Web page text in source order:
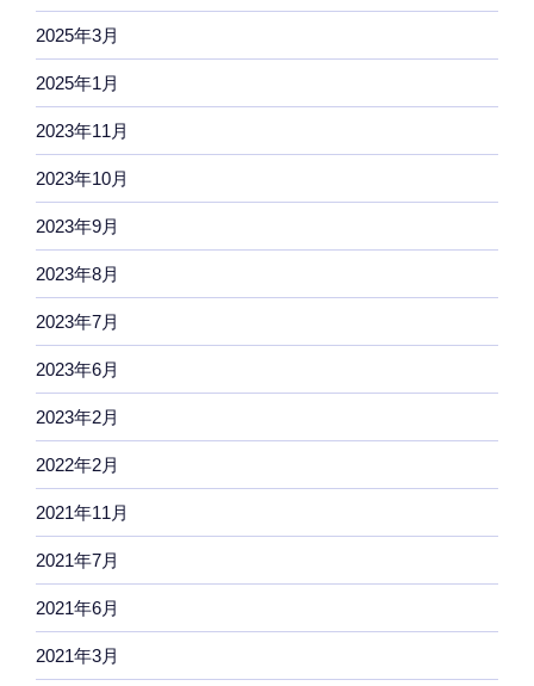
2025年3月
2025年1月
2023年11月
2023年10月
2023年9月
2023年8月
2023年7月
2023年6月
2023年2月
2022年2月
2021年11月
2021年7月
2021年6月
2021年3月